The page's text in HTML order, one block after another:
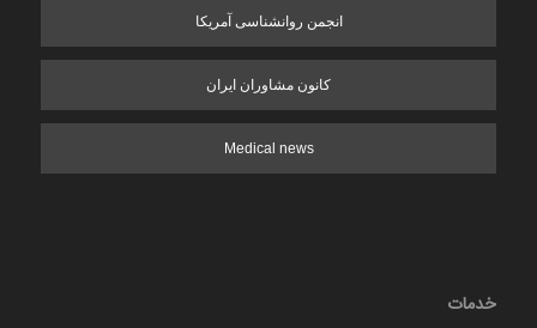
انجمن روانشناسی آمریکا
کانون مشاوران ایران
Medical news
خدمات